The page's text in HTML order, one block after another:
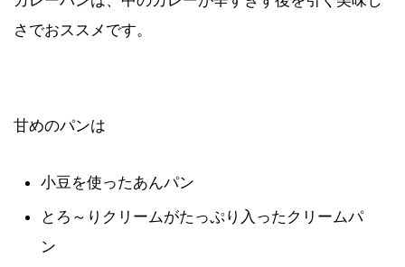
さでおススメです。
甘めのパンは
小豆を使ったあんパン
とろ～りクリームがたっぷり入ったクリームパ
ン